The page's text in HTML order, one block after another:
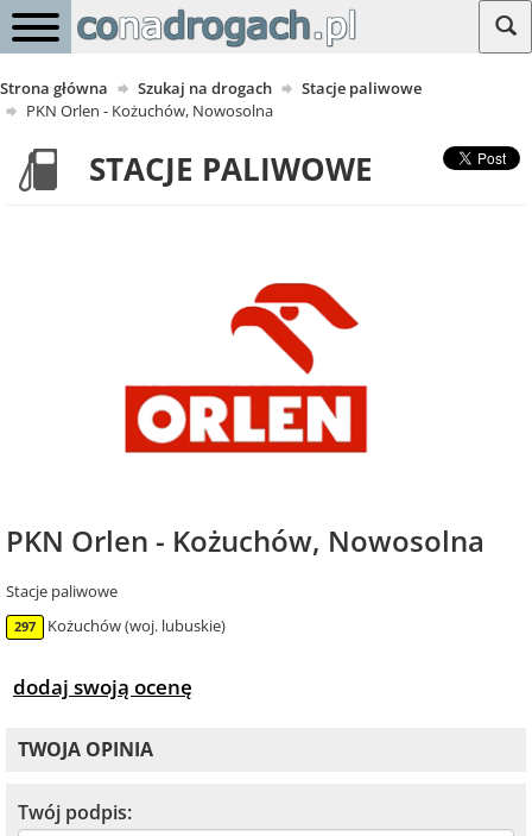
Strona główna Szukaj na drogach
Stacje paliwowe
PKN Orlen - Kożuchów, Nowosolna
STACJE PALIWOWE
PKN Orlen - Kożuchów, Nowosolna
Stacje paliwowe
297 Kożuchów (woj. lubuskie)
dodaj swoją ocenę
TWOJA OPINIA
Twój podpis: